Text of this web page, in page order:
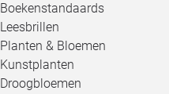
Boekenstandaards
Leesbrillen
Planten & Bloemen
Kunstplanten
Droogbloemen